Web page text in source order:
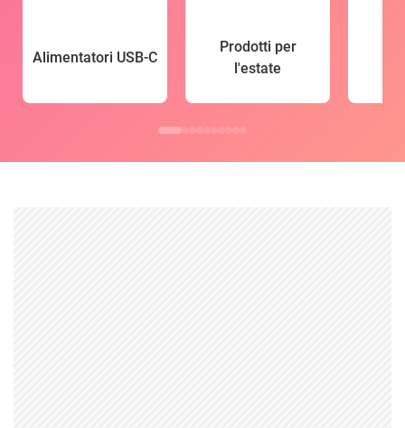
Alimentatori USB-C
Prodotti per
l'estate